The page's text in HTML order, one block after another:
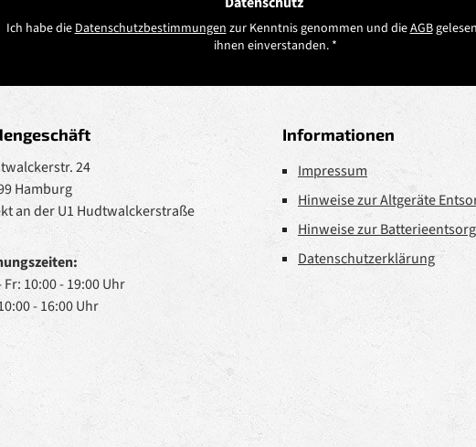
Ich habe dieDatenschutzbestimmungenzur Kenntnis genommen und dieAGB
ihnen einverstanden. *
24
Hamburg
an der U1 Hudtwalckerstraße
Fr: 10:00 - 19:00 Uhr
- 16:00 Uhr
Informationen
Impressum
Hinweise zur Altgeräte
Hinweise zur
Datenschutzerklärung